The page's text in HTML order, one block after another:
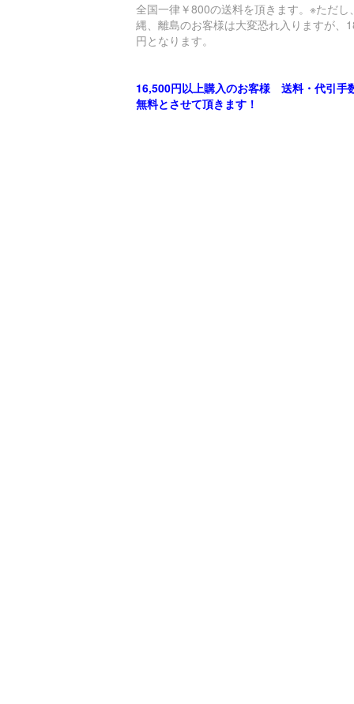
全国一律￥800の送料を頂きます。※ただし
縄、離島のお客様は大変恐れ入りますが、
円となります。
16,500円以上購入のお客様 送料・代引手
無料とさせて頂きます！